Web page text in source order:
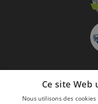
S'abonner à la Newsletter
Ce site Web
Nous utilisons des